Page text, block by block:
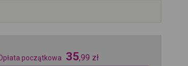
początkowa 35,99 zł